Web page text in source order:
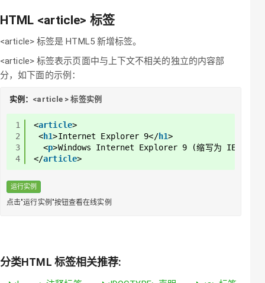
HTML <article> 标签
<article> 标签是 HTML5 新增标签。
<article> 标签表示页面中与上下文不相关的独立的内容部
分，如下面的示例：
实例： <article > 标签实例
1
2
3
4
<article>
<h1>Internet Explorer 9</h1>
<p>Windows Internet Explorer 9 (缩写为 IE9)在
</article>
运行实例
点击"运行实例"按钮查看在线实例
分类HTML 标签相关推荐: